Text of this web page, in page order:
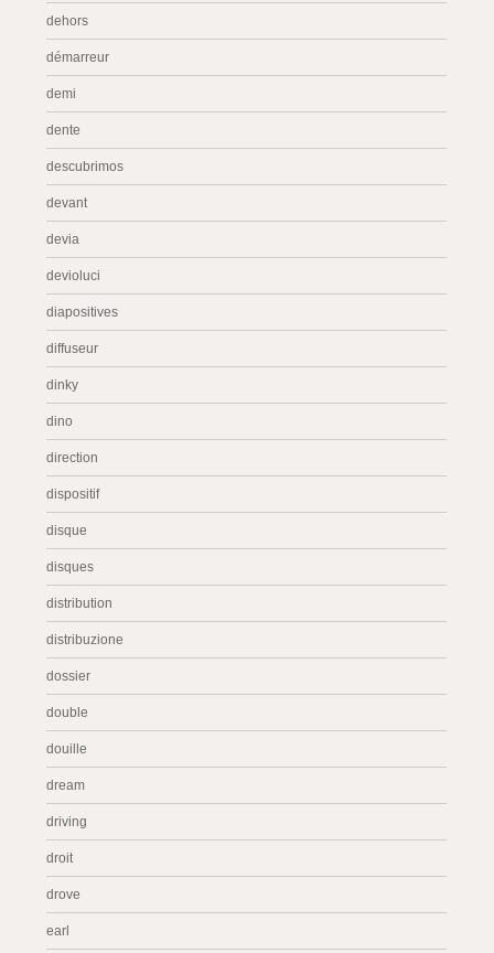
dehors
démarreur
demi
dente
descubrimos
devant
devia
devioluci
diapositives
diffuseur
dinky
dino
direction
dispositif
disque
disques
distribution
distribuzione
dossier
double
douille
dream
driving
droit
drove
earl